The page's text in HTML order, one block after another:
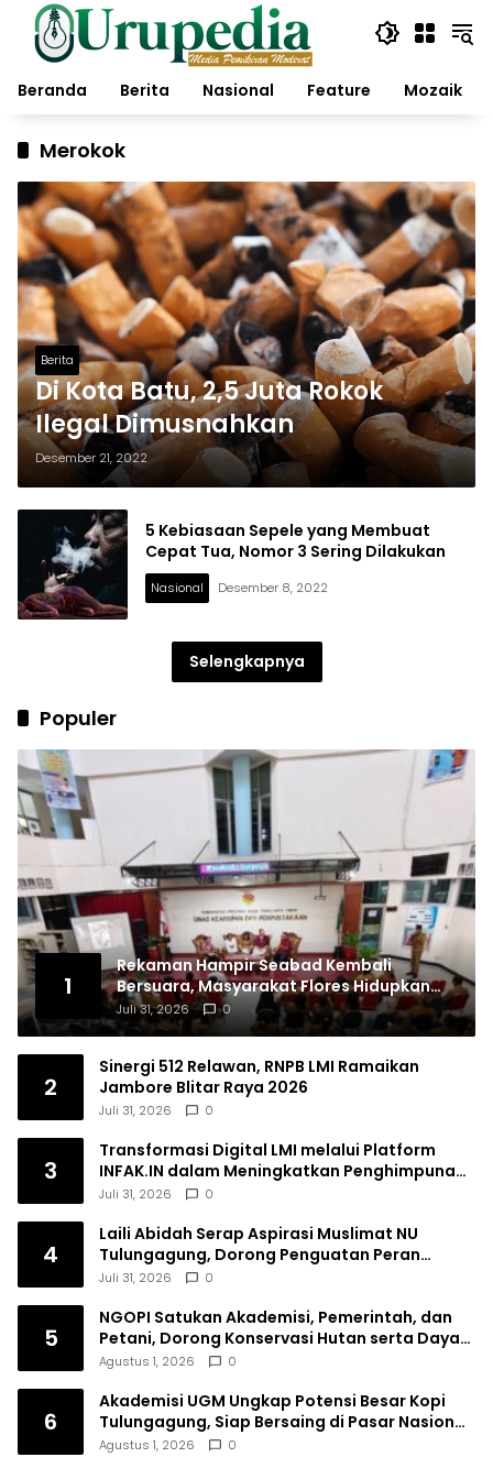
Langsung
konten
Beranda
Berita Nasional Feature Mozaik
Merokok
Berita
Di Kota Batu, 2,5 Juta Rokok
Ilegal Dimusnahkan
Desember 21, 2022
5 Kebiasaan Sepele yang Membuat
Cepat Tua, Nomor 3 Sering Dilakukan
Nasional Desember 8, 2022
Selengkapnya
Populer
1
Rekaman Hampir Seabad Kembali
Bersuara, Masyarakat Flores Hidupkan
Lagi Ingatan Leluhur
Juli 31, 2026 0
2
Sinergi 512 Relawan, RNPB LMI Ramaikan
Jambore Blitar Raya 2026
Juli 31, 2026 0
3
Transformasi Digital LMI melalui Platform
INFAK.IN dalam Meningkatkan Penghimpunan
Dana Filantropi Islam
Juli 31, 2026 0
4
Laili Abidah Serap Aspirasi Muslimat NU
Tulungagung, Dorong Penguatan Peran
Perempuan
Juli 31, 2026 0
5
NGOPI Satukan Akademisi, Pemerintah, dan
Petani, Dorong Konservasi Hutan serta Daya
Saing Kopi Tulungagung
Agustus 1, 2026 0
6
Akademisi UGM Ungkap Potensi Besar Kopi
Tulungagung, Siap Bersaing di Pasar Nasional
hingga Dunia
Agustus 1, 2026 0